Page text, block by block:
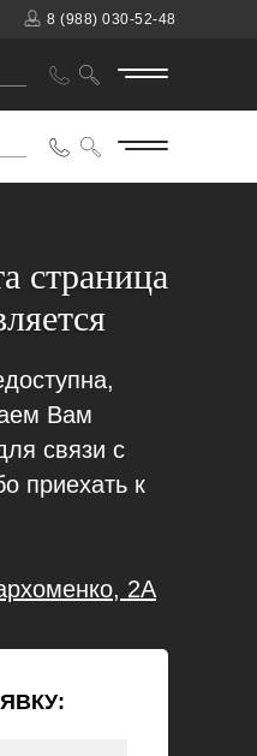
8 (988) 030-52-48
страница
Вам
связи с
приехать к
2А